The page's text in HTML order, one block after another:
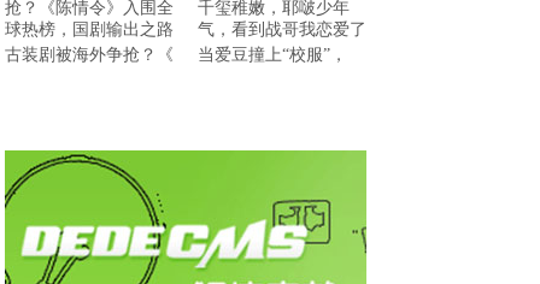
古装剧被海外争抢？《 当爱豆撞上“校服”，